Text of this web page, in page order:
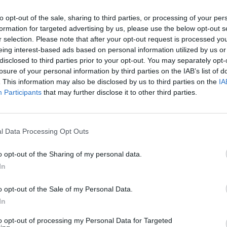
opt-out of the sale, sharing to third parties, or processing of your
for targeted advertising by us, please use the below opt-out
selection. Please note that after your opt-out request is processed
interest-based ads based on personal information utilized by us
to third parties prior to your opt-out. You may separately
of your personal information by third parties on the IAB’s list of
This information may also be disclosed by us to third parties on the
Participants that may further disclose it to other third parties.
Data Processing Opt Outs
opt-out of the Sharing of my personal data.
opt-out of the Sale of my Personal Data.
opt-out of processing my Personal Data for Targeted
για το βιβλίο, τόσο εντός της
της Θεσσαλονίκης.
Χάρης ΒασιλάκοςκαιΝίκος Ι.
αναγνώστες και υπέγραψαν αντίτυπα των
«Ο Γίγαντας»αντίστοιχα, στο περίπτερο των
τα βιβλία τους στο κοινό της
Βασιλάκος παρουσίασε το
Μαΐου, στην Δημόσια Κεντρική
με τους συγγραφείς Ελευθερία
Ιωακειμίδη (
παρουσίασε το παραμύθι του
μίλησαν η Μαρίλια Φωτοπούλου,
φοιτήτρια Νομικής ΑΠΘ, ενώ
φοιτητής Νομικής ΑΠΘ. Και στις δύο